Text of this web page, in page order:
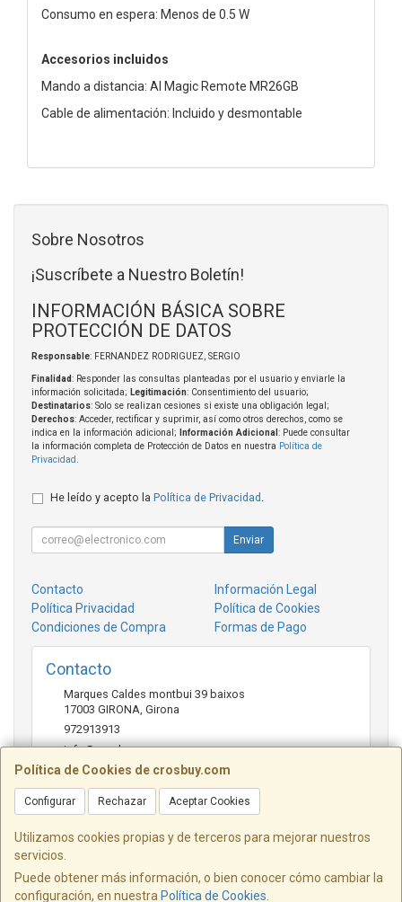
Consumo en espera: Menos de 0.5 W
Accesorios incluidos
Mando a distancia: AI Magic Remote MR26GB
Cable de alimentación: Incluido y desmontable
Política de Cookies de crosbuy.com
Configurar Rechazar Aceptar Cookies
Utilizamos cookies propias y de terceros para mejorar nuestros
servicios.
Puede obtener más información, o bien conocer cómo cambiar la
configuración, en nuestra Política de Cookies
Sobre Nosotros
¡Suscríbete a Nuestro Boletín!
INFORMACIÓN BÁSICA SOBRE
PROTECCIÓN DE DATOS
Responsable: FERNANDEZ RODRIGUEZ, SERGIO
Finalidad: Responder las consultas planteadas por el usuario y enviarle la
información solicitada; Legitimación: Consentimiento del usuario;
Destinatarios: Solo se realizan cesiones si existe una obligación legal;
Derechos: Acceder, rectificar y suprimir, así como otros derechos, como se
indica en la información adicional;
Información Adicional : Puede consultar
la información completa de Protección de Datos en nuestra Política de
Privacidad
He leído y acepto la Política de Privacidad
Enviar
Contacto
Información Legal
Política Privacidad
Política de Cookies
Condiciones de Compra
Formas de Pago
Contacto
Marques Caldes montbui 39 baixos
17003 GIRONA Girona
972913913
info@crosbuy.com
Horario
de 10:00 a 13:30 y de 16:30 a 20:00